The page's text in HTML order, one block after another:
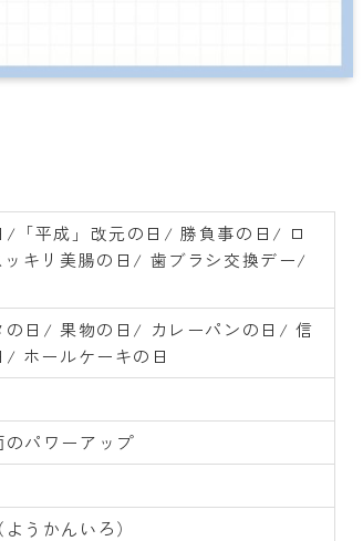
「平成」改元の日/ 勝負事の日/ ロ
キリ美腸の日/ 歯ブラシ交換デー/
の日/ 果物の日/ カレーパンの日/ 信
ホールケーキの日
パワーアップ
うかんいろ）